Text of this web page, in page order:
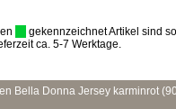
gekennzeichnet Artikel sind
ca. 5-7 Werktage.
Bella Donna Jersey karminrot